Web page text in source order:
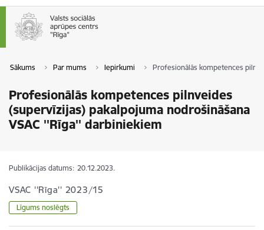
Sākums Par mums Iepirkumi Profesionālās kompetences
Profesionālās kompetences pilnveides
(supervīzijas) pakalpojuma nodrošināšana
VSAC ''Rīga'' darbiniekiem
Publikācijas datums: 20.12.2023.
VSAC ''Rīga'' 2023/15
Līgums noslēgts